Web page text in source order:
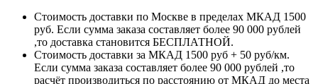
Стоимость доставки по Москве в пределах МКАД 1500
руб. Если сумма заказа составляет более 90 000 рублей
,то доставка становится БЕСПЛАТНОЙ.
Стоимость доставки за МКАД 1500 руб + 50 руб/км.
Если сумма заказа составляет более 90 000 рублей ,то
расчёт производиться по расстоянию от МКАД до места